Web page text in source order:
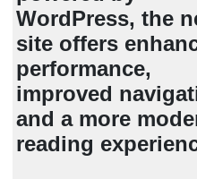
WordPress, the
site offers
performance,
improved
and a more
reading